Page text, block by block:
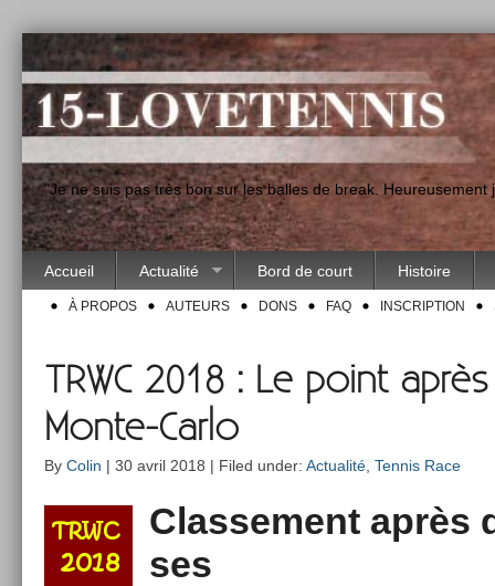
"Je ne suis pas très bon sur les balles de break.
Accueil Actualité Bord de court Histoire
À PROPOS AUTEURS DONS FAQ INSCRIPTION
TRWC 2018 : Le point
Monte-Carlo
By Colin | 30 avril 2018 | Filed under: Actualité Tennis Race
Clas­se­ment après
ses